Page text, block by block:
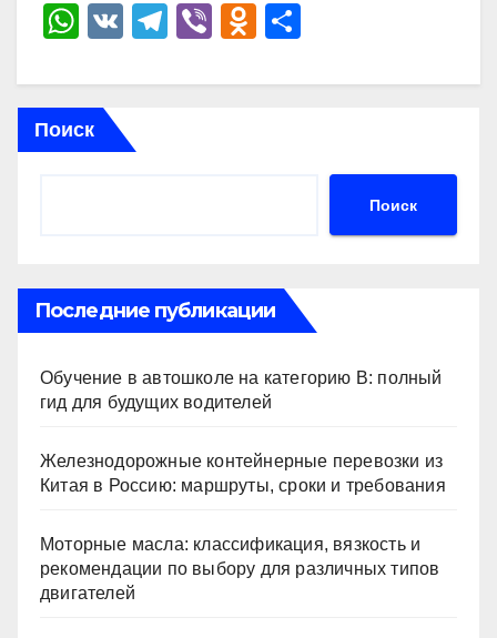
W
at
s
A
V
T
e
Vi
er
O
n
ki
р
ть
Поиск
Поиск
Последние публикации
Обучение в автошколе на категорию В: полный
гид для будущих водителей
Железнодорожные контейнерные перевозки из
Китая в Россию: маршруты, сроки и требования
Моторные масла: классификация, вязкость и
рекомендации по выбору для различных типов
двигателей